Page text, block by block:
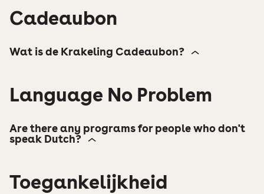
Cadeaubon
Wat is de Krakeling Cadeaubon?
Language No Problem
Are there any programs for people who don't
speak Dutch?
Toegankelijkheid